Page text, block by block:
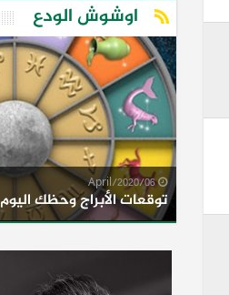
اوشوش الودع
06/April/2020
توقعات الأبراج وحظك اليوم